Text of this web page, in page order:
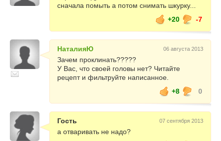
сначала помыть а потом снимать шкурку...
+20
-7
НаталияЮ 06 августа 2013
Зачем проклинать?????
У Вас, что своей головы нет? Читайте
рецепт и фильтруйте написанное.
+8
0
Гость 07 сентября 2013
а отваривать не надо?